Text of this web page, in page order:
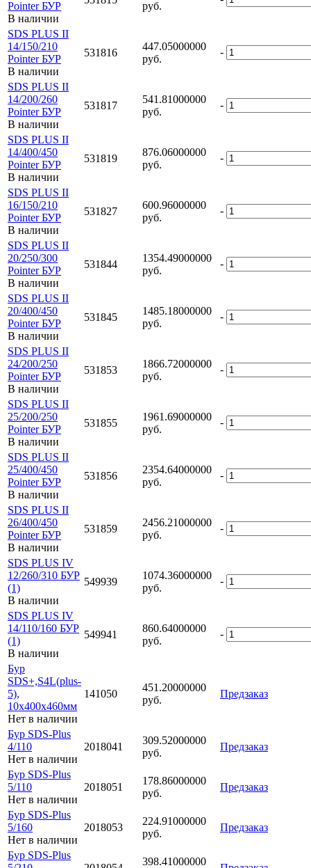
Pointer БУР
В наличии
руб.
SDS PLUS II
14/150/210
Pointer БУР
В наличии
531816
447.05000000
руб.
-
SDS PLUS II
14/200/260
Pointer БУР
В наличии
531817
541.81000000
руб.
-
SDS PLUS II
14/400/450
Pointer БУР
В наличии
531819
876.06000000
руб.
-
SDS PLUS II
16/150/210
Pointer БУР
В наличии
531827
600.96000000
руб.
-
SDS PLUS II
20/250/300
Pointer БУР
В наличии
531844
1354.49000000
руб.
-
SDS PLUS II
20/400/450
Pointer БУР
В наличии
531845
1485.18000000
руб.
-
SDS PLUS II
24/200/250
Pointer БУР
В наличии
531853
1866.72000000
руб.
-
SDS PLUS II
25/200/250
Pointer БУР
В наличии
531855
1961.69000000
руб.
-
SDS PLUS II
25/400/450
Pointer БУР
В наличии
531856
2354.64000000
руб.
-
SDS PLUS II
26/400/450
Pointer БУР
В наличии
531859
2456.21000000
руб.
-
SDS PLUS IV
12/260/310 БУР
(1)
В наличии
549939
1074.36000000
руб.
-
SDS PLUS IV
14/110/160 БУР
(1)
В наличии
549941
860.64000000
руб.
-
Бур
SDS+,S4L(plus-
5),
10х400x460мм
Нет в наличии
141050
451.20000000
руб.
Предзаказ
Бур SDS-Plus
4/110
Нет в наличии
2018041
309.52000000
руб.
Предзаказ
Бур SDS-Plus
5/110
Нет в наличии
2018051
178.86000000
руб.
Предзаказ
Бур SDS-Plus
5/160
Нет в наличии
2018053
224.91000000
руб.
Предзаказ
Бур SDS-Plus
398.41000000